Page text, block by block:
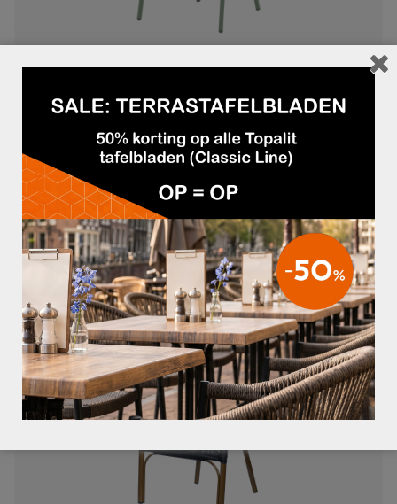
TERRASSTOEL SHINE GROEN €29,95
TERRASSTOEL SHINE TAUPE €29,95